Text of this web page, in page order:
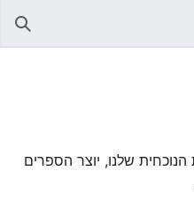
שלנו, יוצר הספרים